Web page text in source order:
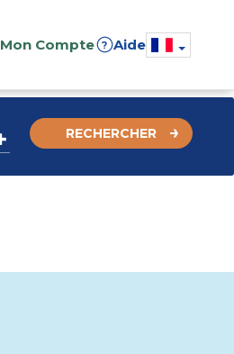
Mon Compte ? Aide
RECHERCHER